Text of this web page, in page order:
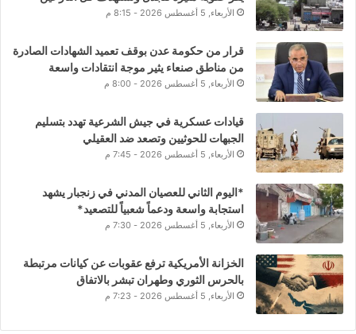
الأربعاء, 5 أغسطس 2026 - 8:15 م
قرار من حكومة عدن بوقف تعميد الشهادات الصادرة
من مناطق صنعاء يثير موجة انتقادات واسعة
الأربعاء, 5 أغسطس 2026 - 8:00 م
قيادات عسكرية في جيش الشرعية تهدد بتسليم
الجبهات للحوثيين وتصعد ضد العقيلي
الأربعاء, 5 أغسطس 2026 - 7:45 م
*اليوم الثاني للعصيان المدني في زنجبار يشهد
استجابة واسعة ودعماً شعبياً للتصعيد*
الأربعاء, 5 أغسطس 2026 - 7:30 م
الخزانة الأمريكية ترفع عقوبات عن كيانات مرتبطة
بالحرس الثوري وطهران تبشر بالاتفاق
الأربعاء, 5 أغسطس 2026 - 7:23 م